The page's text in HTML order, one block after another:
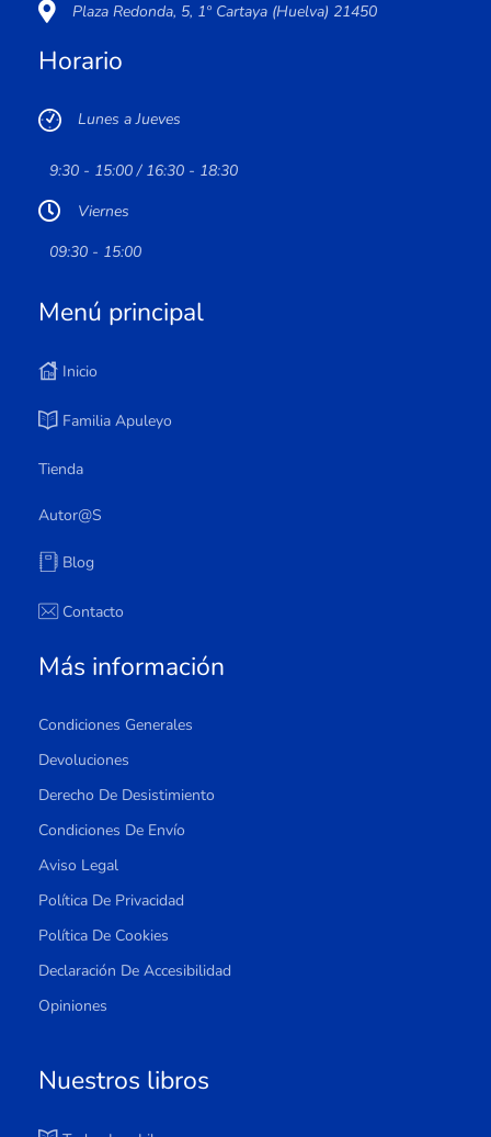
Plaza Redonda, 5, 1º Cartaya (Huelva) 21450
Horario
Lunes a Jueves
9:30 - 15:00 / 16:30 - 18:30
Viernes
09:30 - 15:00
Menú principal
Inicio
Familia Apuleyo
Tienda
Autor@s
Blog
Contacto
Más información
Condiciones Generales
Devoluciones
Derecho De Desistimiento
Condiciones De Envío
Aviso Legal
Política De Privacidad
Política De Cookies
Declaración De Accesibilidad
Opiniones
Nuestros libros